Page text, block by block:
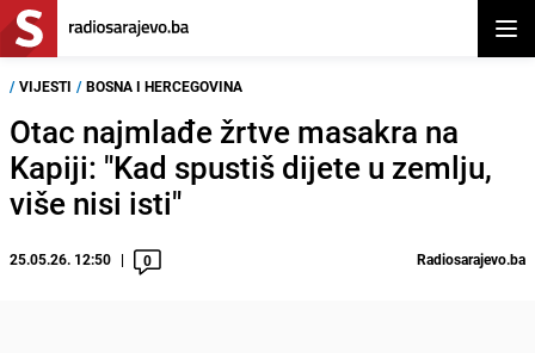
/ VIJESTI / BOSNA I HERCEGOVINA
Otac najmlađe žrtve masakra na
Kapiji: "Kad spustiš dijete u zemlju,
više nisi isti"
25.05.26. 12:50 0 Radiosarajevo.ba